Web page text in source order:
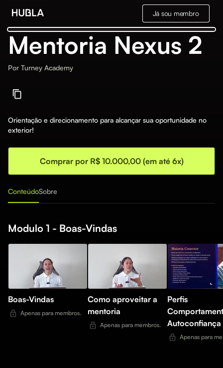
Já sou membro
Mentoria Nexus 2
Por Turney Academy
Orientação e direcionamento para alcançar sua oportunidade no
exterior!
Comprar por R$ 10.000,00 (em até 6x)
ConteúdoSobre
Modulo 1 - Boas-Vindas
Boas-Vindas
Apenas para membros.
Como aproveitar a
mentoria
Apenas para membros.
Perfis
Autoconfiança
Resiliência
Apenas para